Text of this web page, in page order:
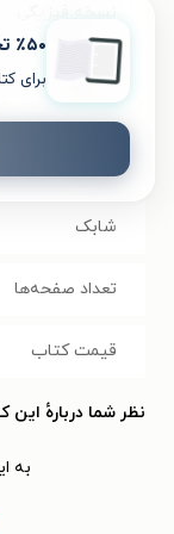
فرمت کتاب
شابک
تعداد صفحه‌ها
قیمت کتاب
نظر شما دربارهٔ این
به
٪۵۰ تخفیف ویژۀ اولین خرید
برای